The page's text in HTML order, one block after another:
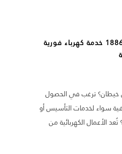
كهربائي خيطان 1886554 خدمة كهرباء فورية
خيطان؟ ترغب في الحصول
سواء لخدمات التأسيس أو
الأعمال الكهربائية من